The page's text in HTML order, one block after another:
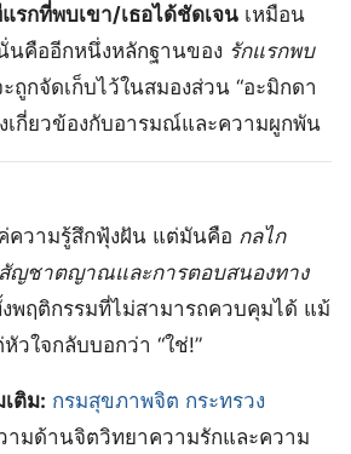
รกที่พบเขา/เธอได้ชัดเจน เหมือน
นคืออีกหนึ่งหลักฐานของ รักแรกพบ
ถูกจัดเก็บไว้ในสมองส่วน “อะมิกดา
เกี่ยวข้องกับอารมณ์และความผูกพัน
ความรู้สึกฟุ้งฝัน แต่มันคือ กลไก
ญชาตญาณและการตอบสนองทาง
พฤติกรรมที่ไม่สามารถควบคุมได้ แม้
วใจกลับบอกว่า “ใช่!”
ติม: กรมสุขภาพจิต กระทรวง
ามด้านจิตวิทยาความรักและความ